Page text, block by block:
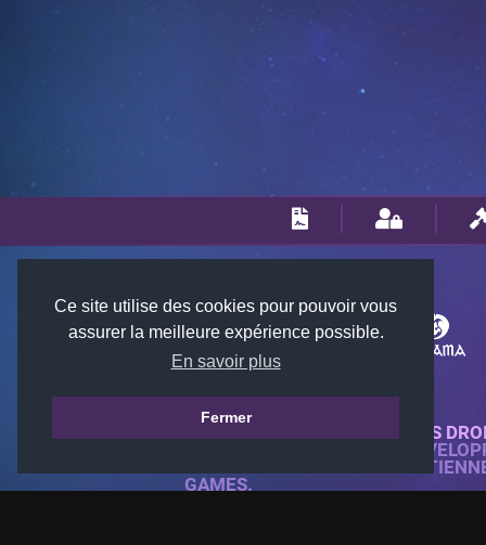
Ce site utilise des cookies pour pouvoir vous
assurer la meilleure expérience possible.
En savoir plus
Fermer
© 2018-2026 KTARENA. TOUS
SITE WEB ENTIÈREMENT
TOUTES LES IMAGES
GAMES.